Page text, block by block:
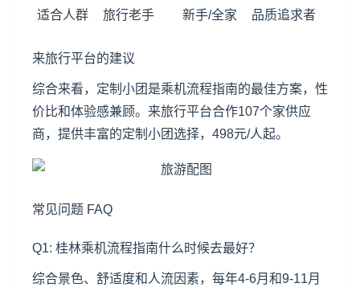
适合人群 旅行老手 新手/全家 品质追求者
来旅行平台的建议
综合来看，定制小团是乘机流程指南的最佳方案，性
价比和体验感兼顾。来旅行平台合作107个家供应
商，提供丰富的定制小团选择，498元/人起。
常见问题 FAQ
Q1: 桂林乘机流程指南什么时候去最好？
综合景色、舒适度和人流因素，每年4-6月和9-11月